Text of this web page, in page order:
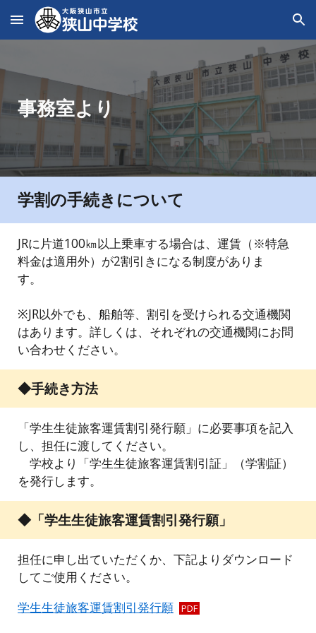
Skip to main content Skip to navigation
事務室より
学割の手続きについて
JRに片道100㎞以上乗車する場合は、運賃（※特急
料金は適用外）が2割引きになる制度がありま
す。
※JR以外でも、船舶等、割引を受けられる交通機関
はあります。詳しくは、それぞれの交通機関にお問
い合わせください。
◆手続き方法
「学生生徒旅客運賃割引発行願」に必要事項を記入
し、担任に渡してください。
学校より「学生生徒旅客運賃割引証」（学割証）
を発行します。
◆「学生生徒旅客運賃割引発行願」
担任に申し出ていただくか、下記よりダウンロード
してご使用ください。
学生生徒旅客運賃割引発行願
PDF